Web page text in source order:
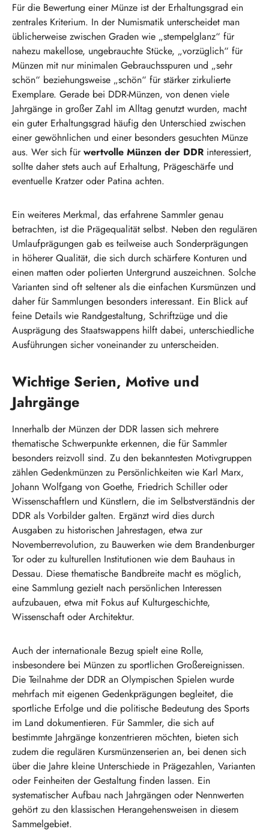
Für die Bewertung einer Münze ist der Erhaltungsgrad ein
zentrales Kriterium. In der Numismatik unterscheidet man
üblicherweise zwischen Graden wie „stempelglanz“ für
nahezu makellose, ungebrauchte Stücke, „vorzüglich“ für
Münzen mit nur minimalen Gebrauchsspuren und „sehr
schön“ beziehungsweise „schön“ für stärker zirkulierte
Exemplare. Gerade bei DDR-Münzen, von denen viele
Jahrgänge in großer Zahl im Alltag genutzt wurden, macht
ein guter Erhaltungsgrad häufig den Unterschied zwischen
einer gewöhnlichen und einer besonders gesuchten Münze
aus. Wer sich fürwertvolle Münzen der DDR interessiert,
sollte daher stets auch auf Erhaltung, Prägeschärfe und
eventuelle Kratzer oder Patina achten.
Ein weiteres Merkmal, das erfahrene Sammler genau
betrachten, ist die Prägequalität selbst. Neben den regulären
Umlaufprägungen gab es teilweise auch Sonderprägungen
in höherer Qualität, die sich durch schärfere Konturen und
einen matten oder polierten Untergrund auszeichnen. Solche
Varianten sind oft seltener als die einfachen Kursmünzen und
daher für Sammlungen besonders interessant. Ein Blick auf
feine Details wie Randgestaltung, Schriftzüge und die
Ausprägung des Staatswappens hilft dabei, unterschiedliche
Ausführungen sicher voneinander zu unterscheiden.
Wichtige Serien, Motive und
Jahrgänge
Innerhalb der Münzen der DDR lassen sich mehrere
thematische Schwerpunkte erkennen, die für Sammler
besonders reizvoll sind. Zu den bekanntesten Motivgruppen
zählen Gedenkmünzen zu Persönlichkeiten wie Karl Marx,
Johann Wolfgang von Goethe, Friedrich Schiller oder
Wissenschaftlern und Künstlern, die im Selbstverständnis der
DDR als Vorbilder galten. Ergänzt wird dies durch
Ausgaben zu historischen Jahrestagen, etwa zur
Novemberrevolution, zu Bauwerken wie dem Brandenburger
Tor oder zu kulturellen Institutionen wie dem Bauhaus in
Dessau. Diese thematische Bandbreite macht es möglich,
eine Sammlung gezielt nach persönlichen Interessen
aufzubauen, etwa mit Fokus auf Kulturgeschichte,
Wissenschaft oder Architektur.
Auch der internationale Bezug spielt eine Rolle,
insbesondere bei Münzen zu sportlichen Großereignissen.
Die Teilnahme der DDR an Olympischen Spielen wurde
mehrfach mit eigenen Gedenkprägungen begleitet, die
sportliche Erfolge und die politische Bedeutung des Sports
im Land dokumentieren. Für Sammler, die sich auf
bestimmte Jahrgänge konzentrieren möchten, bieten sich
zudem die regulären Kursmünzenserien an, bei denen sich
über die Jahre kleine Unterschiede in Prägezahlen, Varianten
oder Feinheiten der Gestaltung finden lassen. Ein
systematischer Aufbau nach Jahrgängen oder Nennwerten
gehört zu den klassischen Herangehensweisen in diesem
Sammelgebiet.